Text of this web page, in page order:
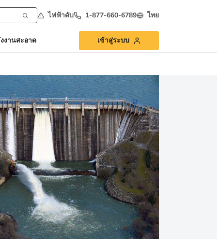
ไฟฟ้าดับ 1-877-660-6789 ไทย
งานสะอาด เข้าสู่ระบบ